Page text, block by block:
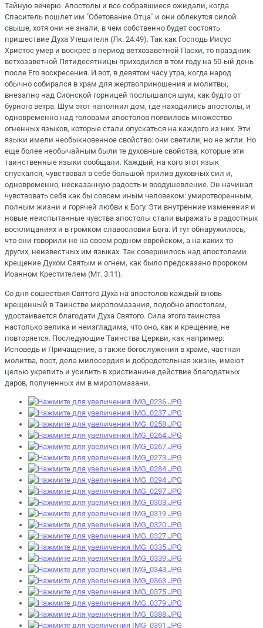
Тайную вечерю. Апостолы и все собравшиеся ожидали, когда
Спаситель пошлет им "Обетование Отца" и они облекутся силой
свыше, хотя они не знали, в чем собственно будет состоять
пришествие Духа Утешителя (Лк. 24:49). Так как Господь Иисус
Христос умер и воскрес в период ветхозаветной Пасхи, то праздник
ветхозаветной Пятидесятницы приходился в том году на 50-ый день
после Его воскресения. И вот, в девятом часу утра, когда народ
обычно собирался в храм для жертвоприношения и молитвы,
внезапно над Сионской горницей послышался шум, как будто от
бурного ветра. Шум этот наполнил дом, где находились апостолы, и
одновременно над головами апостолов появилось множество
огненных языков, которые стали опускаться на каждого из них. Эти
языки имели необыкновенное свойство: они светили, но не жгли. Но
еще более необычайным были те духовные свойства, которые эти
таинственные языки сообщали. Каждый, на кого этот язык
спускался, чувствовал в себе большой прилив духовных сил и,
одновременно, несказанную радость и воодушевление. Он начинал
чувствовать себя как бы совсем иным человеком: умиротворенным,
полным жизни и горячей любви к Богу. Эти внутренние изменения и
новые неиспытанные чувства апостолы стали выражать в радостных
восклицаниях и в громком славословии Бога. И тут обнаружилось,
что они говорили не на своем родном еврейском, а на каких-то
других, неизвестных им языках. Так совершилось над апостолами
крещение Духом Святым и огнем, как было предсказано пророком
Иоанном Крестителем (Мт. 3:11).
Со дня сошествия Святого Духа на апостолов каждый вновь
крещенный в Таинстве миропомазания, подобно апостолам,
удостаивается благодати Духа Святого. Сила этого таинства
настолько велика и неизгладима, что оно, как и крещение, не
повторяется. Последующие Таинства Церкви, как например:
Исповедь и Причащение, а также богослужения в храме, частная
молитва, пост, дела милосердия и добродетельная жизнь, имеют
целью укрепить и усилить в христианине действие благодатных
даров, полученных им в миропомазани.